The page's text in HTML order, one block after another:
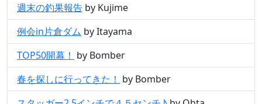
週末の釣果報告 by Kujime
例会in片倉ダム by Itayama
TOP50開幕！ by Bomber
春を探しに行ってきた！ by Bomber